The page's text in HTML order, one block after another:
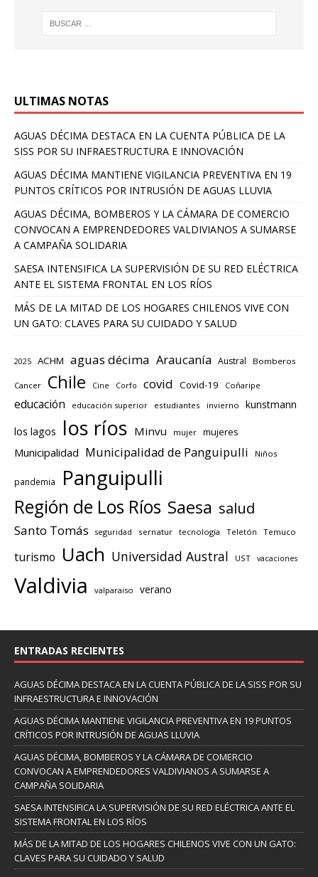
ULTIMAS NOTAS
AGUAS DÉCIMA DESTACA EN LA CUENTA PÚBLICA DE LA
SISS POR SU INFRAESTRUCTURA E INNOVACIÓN
AGUAS DÉCIMA MANTIENE VIGILANCIA PREVENTIVA EN 19
PUNTOS CRÍTICOS POR INTRUSIÓN DE AGUAS LLUVIA
AGUAS DÉCIMA, BOMBEROS Y LA CÁMARA DE COMERCIO
CONVOCAN A EMPRENDEDORES VALDIVIANOS A SUMARSE
A CAMPAÑA SOLIDARIA
SAESA INTENSIFICA LA SUPERVISIÓN DE SU RED ELÉCTRICA
ANTE EL SISTEMA FRONTAL EN LOS RÍOS
MÁS DE LA MITAD DE LOS HOGARES CHILENOS VIVE CON
UN GATO: CLAVES PARA SU CUIDADO Y SALUD
2025 ACHM aguas décima Araucanía Austral Bomberos
Cancer Chile Cine Corfo covid Covid-19 Coñaripe
educación educación superior estudiantes invierno kunstmann
los lagos los ríos Minvu mujer mujeres
Municipalidad Municipalidad de Panguipulli Niños
pandemia Panguipulli
Región de Los Ríos Saesa salud
Santo Tomás seguridad sernatur tecnología Teletón Temuco
turismo Uach Universidad Austral UST vacaciones
Valdivia valparaiso verano
ENTRADAS RECIENTES
AGUAS DÉCIMA DESTACA EN LA CUENTA PÚBLICA DE LA SISS POR SU
INFRAESTRUCTURA E INNOVACIÓN
AGUAS DÉCIMA MANTIENE VIGILANCIA PREVENTIVA EN 19 PUNTOS
CRÍTICOS POR INTRUSIÓN DE AGUAS LLUVIA
AGUAS DÉCIMA, BOMBEROS Y LA CÁMARA DE COMERCIO
CONVOCAN A EMPRENDEDORES VALDIVIANOS A SUMARSE A
CAMPAÑA SOLIDARIA
SAESA INTENSIFICA LA SUPERVISIÓN DE SU RED ELÉCTRICA ANTE EL
SISTEMA FRONTAL EN LOS RÍOS
MÁS DE LA MITAD DE LOS HOGARES CHILENOS VIVE CON UN GATO:
CLAVES PARA SU CUIDADO Y SALUD